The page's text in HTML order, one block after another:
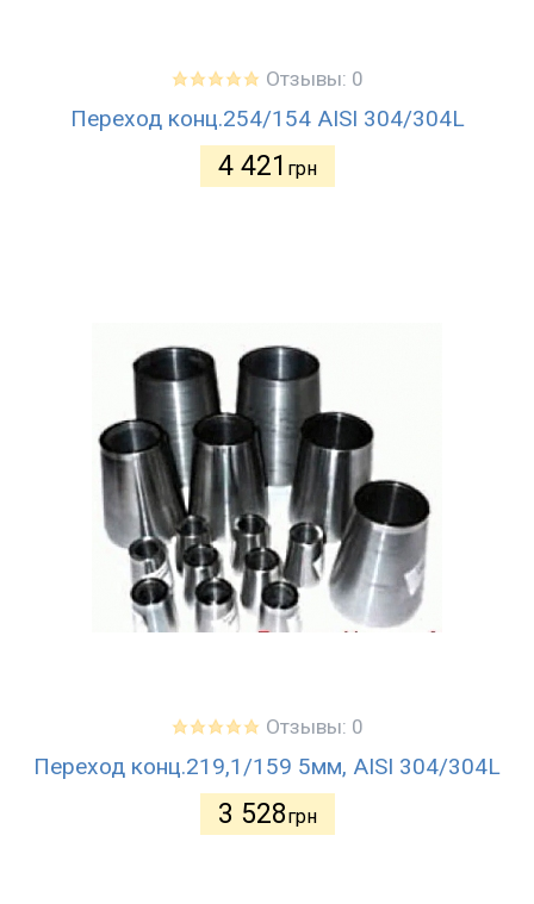
Отзывы: 0
Переход конц.254/154 AISI 304/304L
4 421 грн
Отзывы: 0
Переход конц.219,1/159 5мм, AISI 304/304L
3 528грн